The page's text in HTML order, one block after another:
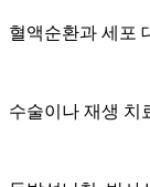
혈액순환과 세포
수술이나 재생 치